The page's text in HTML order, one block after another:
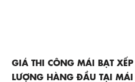
GIÁ THI CÔNG MÁI BẠT
LƯỢNG HÀNG ĐẦU TẠI